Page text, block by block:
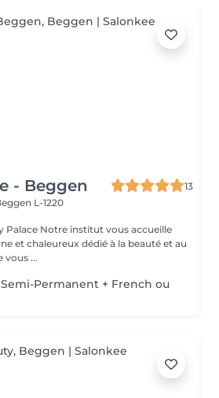
- Beggen
13
L-1220
vous accueille
et chaleureux dédié à la beauté et au
vous ...
Permanent + French ou